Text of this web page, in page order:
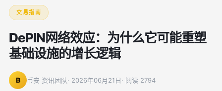
交易指南
DePIN网络效应：为什么它可能重塑
基础设施的增长逻辑
B 币安 资讯团队· 2026年06月21日· 阅读 2794